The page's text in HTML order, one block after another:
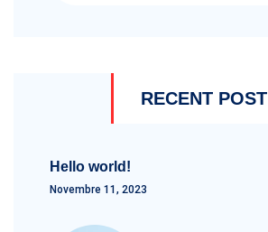
RECENT POST
Hello world!
Novembre 11, 2023